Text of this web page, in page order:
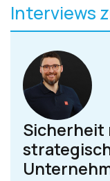
Interviews
Sicherheit